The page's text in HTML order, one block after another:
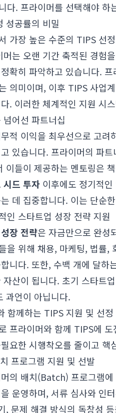
다. 프라이머를 선택해야 하
성공률의 비밀
가장 높은 수준의 TIPS 선
는 오랜 기간 축적된 경험
확히 파악하고 있습니다.
의미이며, 이후 TIPS 사업
. 이러한 체계적인 지원 시
어선 파트너십
적 이익을 최우선으로 고
있습니다. 프라이머의 파
이들이 제공하는 멘토링은
시드 투자 이후에도 정기적
데 집중합니다. 이는 단순
인 스타트업 성장 전략 지원
장 전략은 자금만으로 완성
을 위해 채용, 마케팅, 법률
니다. 또한, 수백 개에 달하
산이 됩니다. 초기 스타트
과언이 아닙니다.
함께하는 TIPS 지원 및 선정
프라이머와 함께 TIPS에
요한 시행착오를 줄이고
프로그램 지원 및 선발
의 배치(Batch) 프로그램
운영하며, 서류 심사와 인
, 문제 해결 방식의 독창성